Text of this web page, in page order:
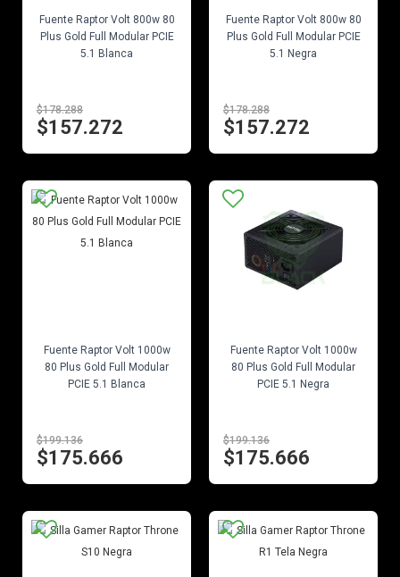
Fuente Raptor Volt 800w 80
Plus Gold Full Modular PCIE
5.1 Blanca
$178.288
$157.272
Fuente Raptor Volt 800w 80
Plus Gold Full Modular PCIE
5.1 Negra
$178.288
$157.272
Fuente Raptor Volt 1000w
80 Plus Gold Full Modular
PCIE 5.1 Blanca
$199.136
$175.666
Fuente Raptor Volt 1000w
80 Plus Gold Full Modular
PCIE 5.1 Negra
$199.136
$175.666